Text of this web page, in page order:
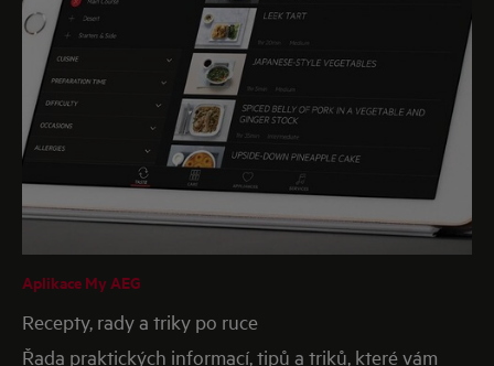
Aplikace My AEG
Recepty, rady a triky po ruce
Řada praktických informací, tipů a triků, které vám